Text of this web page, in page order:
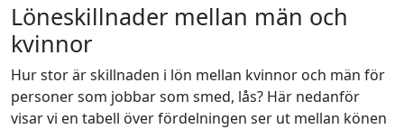
Löneskillnader mellan män och
kvinnor
Hur stor är skillnaden i lön mellan kvinnor och män för
personer som jobbar som smed, lås? Här nedanför
visar vi en tabell över fördelningen ser ut mellan könen